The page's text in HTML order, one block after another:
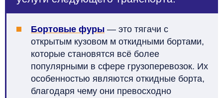
Бортовые фуры — это тягачи с
открытым кузовом м откидными бортами,
которые становятся всё более
популярными в сфере грузоперевозок. Их
особенностью являются откидные борта,
благодаря чему они превосходно